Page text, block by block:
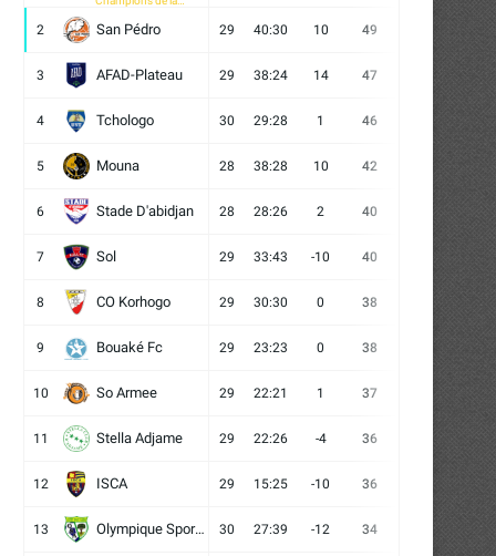
Mousso Foot 2026
astuces...
13/07/2026
2 San Pédro 29 40:30 10 49 10
3 AFAD-Plateau 29 38:24 14 47
4 Tchologo 30 29:28 1 46 10
5 Mouna 28 38:28 10 42 6
6 Stade D'abidjan 28 28:26 2 40 10
7 Sol 29 33:43 -10 40 13
8 CO Korhogo 29 30:30 0 38 11
9 Bouaké Fc 29 23:23 0 38
10 So Armee 29 22:21 1 37 10
11 Stella Adjame 29 22:26 -4 36
12 ISCA 29 15:25 -10 36
13 Olympique Sport d'Abobo FC 30 27:39 -12 34